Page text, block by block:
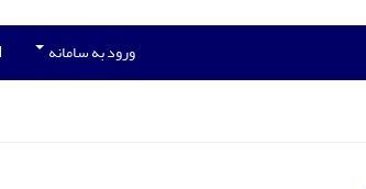
ورود به سامانه